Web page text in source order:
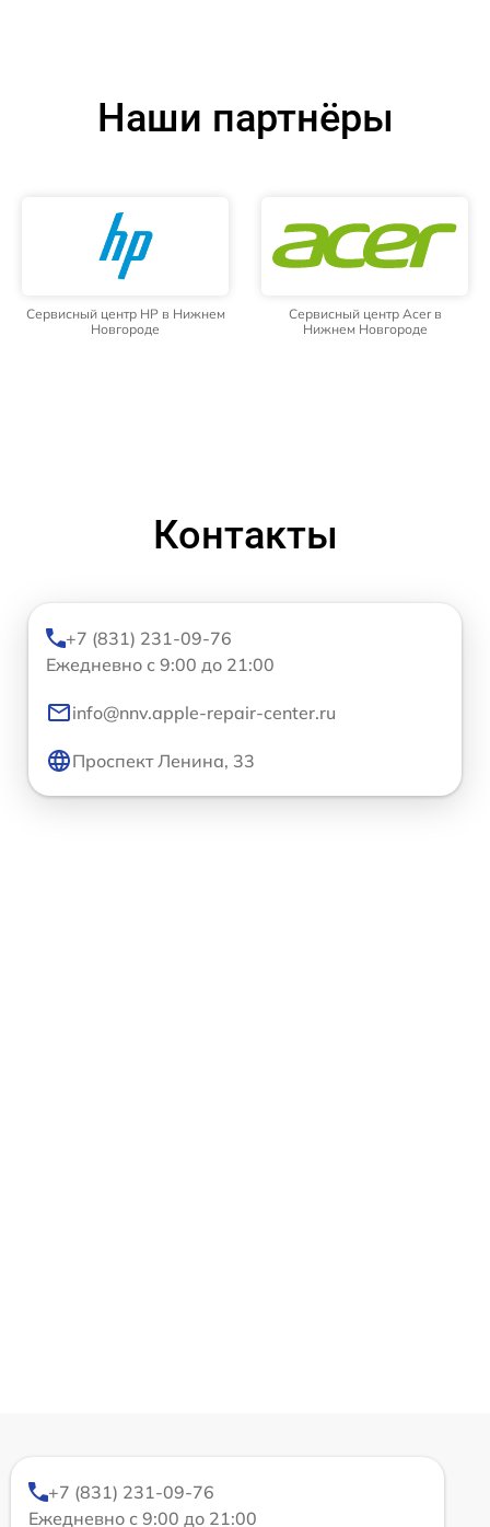
Наши партнёры
Сервисный центр HP в Нижнем
Новгороде
Сервисный центр Acer в
Нижнем Новгороде
Контакты
+7 (831) 231-09-76
Ежедневно с 9:00 до 21:00
info@nnv.apple-repair-center.ru
Проспект Ленина, 33
+7 (831) 231-09-76
Ежедневно с 9:00 до 21:00